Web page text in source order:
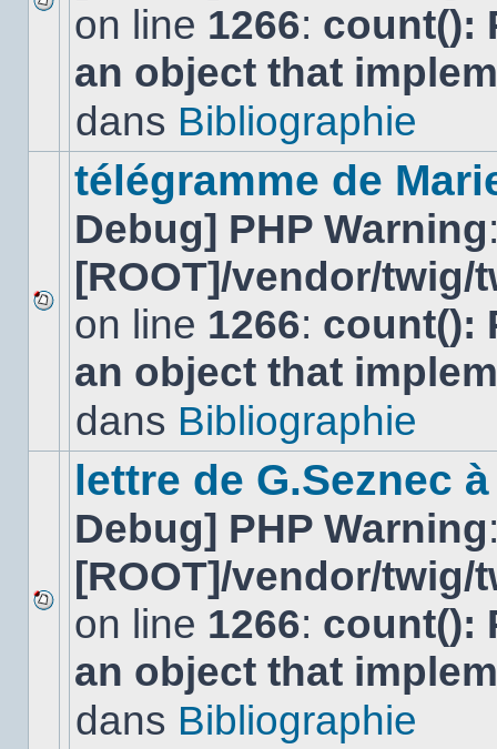
Aucun
nouveau
message
non-
dans
on line 1266: count():
an object that
dans Bibliographie
Aucun
nouveau
message
non-
dans
sujet.
télégramme de
Debug] PHP Warning
[ROOT]/vendor/
on line 1266: count():
an object that
dans Bibliographie
Aucun
nouveau
message
non-
dans
lettre de G.Seznec
Debug] PHP Warning
[ROOT]/vendor/
on line 1266: count():
an object that
dans Bibliographie